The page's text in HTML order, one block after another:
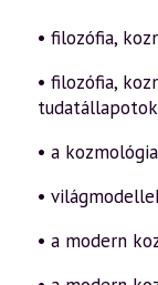
• filozófia,
• filozófia,
tudatállapotok
• a
•
• a modern